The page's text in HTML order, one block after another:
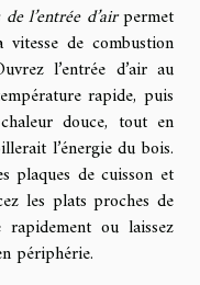
l’entrée d’airpermet
de combustion
l’entrée d’air au
rapide, puis
douce, tout en
l’énergie du bois.
plaques de cuisson et
les plats proches de
ou laissez
périphérie.